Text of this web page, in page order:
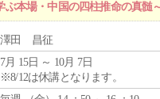
本場・中国の四柱推命の真髄
澤田 昌征
7月 15日 ～ 10月 7日
※8/12は休講となります。